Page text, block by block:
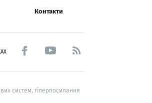
Контакти
систем, гіперпосилання